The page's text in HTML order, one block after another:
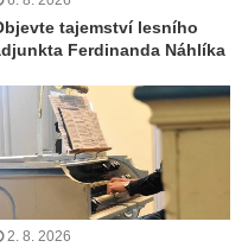
tajemství lesního
Ferdinanda Náhlíka
2. 8. 2026